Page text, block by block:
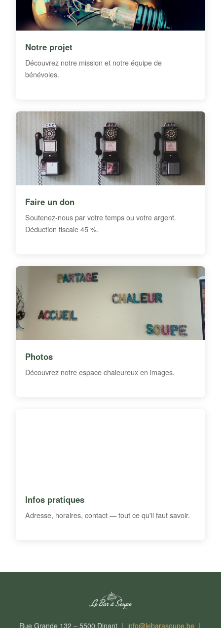
Notre projet
Découvrez notre mission et notre équipe de
bénévoles.
Faire un don
Soutenez-nous par votre temps ou votre argent.
Déduction fiscale 45 %.
Photos
Découvrez notre espace chaleureux en images.
Infos pratiques
Adresse, horaires, contact — tout ce qu'il faut savoir.
Rue Grande 132 – 5500 Dinant | info@lebarasoupe.be|